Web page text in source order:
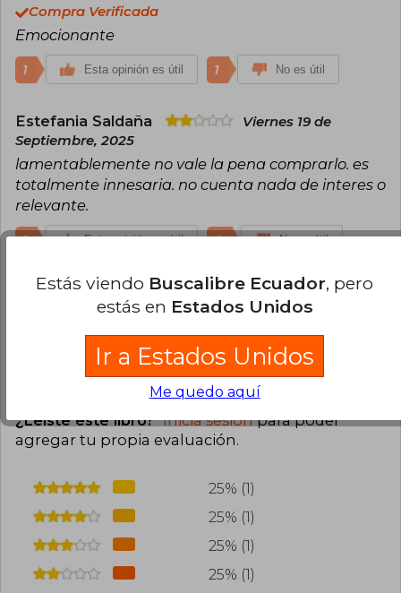
del thriller no hace más que crecer.
Compra Verificada
Emocionante
1 Esta opinión es útil 1 No es útil
Estefania Saldaña
Viernes 19 de
Septiembre, 2025
lamentablemente no vale la pena comprarlo. es
totalmente innesaria. no cuenta nada de interes o
relevante.
1 Esta opinión es útil 0 No es útil
Beatriz De La Rosa
Domingo 30 de
Noviembre, 2025
Es un relato corto, con final feliz.
Esta opinión es útil 0 No es útil
¿Leíste este libro? Inicia sesiónpara poder
agregar tu propia evaluación.
25% (1)
25% (1)
25% (1)
25% (1)
Estás viendo Buscalibre Ecuador, pero
estás en Estados Unidos
Ir a Estados Unidos
Me quedo aquí